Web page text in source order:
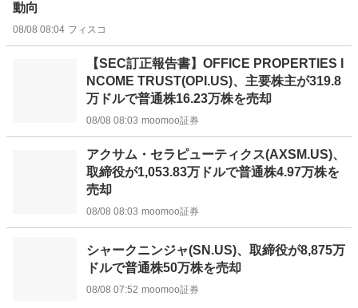
動向
08/08 08:04 フィスコ
【SEC訂正報告書】OFFICE PROPERTIES I
NCOME TRUST(OPI.US)、主要株主が319.8
万ドルで普通株16.23万株を売却
08/08 08:03 moomoo証券
アクサム・セラピューティクス(AXSM.US)、
取締役が1,053.83万ドルで普通株4.97万株を
売却
08/08 08:03 moomoo証券
シャークニンジャ(SN.US)、取締役が8,875万
ドルで普通株50万株を売却
08/08 07:52 moomoo証券